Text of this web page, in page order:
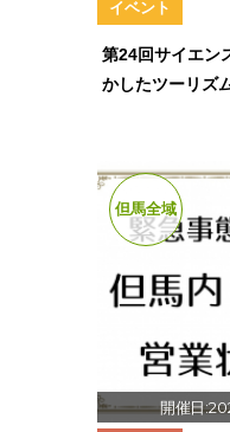
イベント
第24回サイエン
かしたツーリズ
開催日
但馬全域